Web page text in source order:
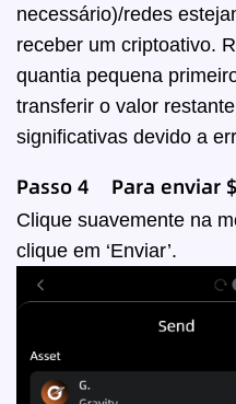
necessário)/redes
receber um criptoativo.
quantia pequena
transferir o valor
significativas devido a
Passo 4 Para enviar
Clique suavemente na
clique em ‘Enviar’.